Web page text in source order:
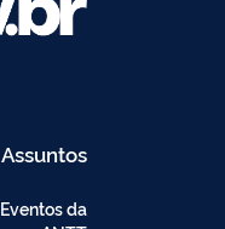
Assuntos
Eventos da